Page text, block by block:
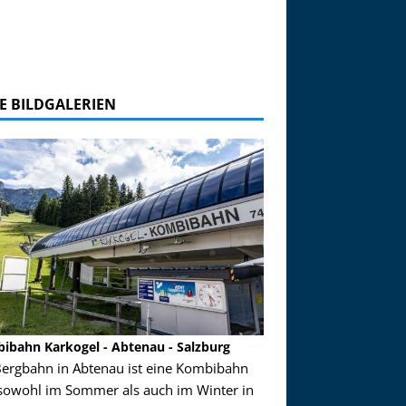
BILDGALERIEN
Karkogel - Abtenau - Salzburg
in Abtenau ist eine Kombibahn
im Sommer als auch im Winter in